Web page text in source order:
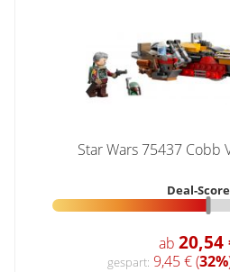
Star Wars 75437 Cobb
Deal-
ab 20,54
gespart: 9,45 € (32%